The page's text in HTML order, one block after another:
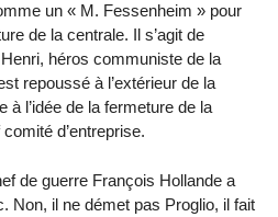
un « M. Fessenheim » pour
de la centrale. Il s’agit de
héros communiste de la
repoussé à l’extérieur de la
à l’idée de la fermeture de la
d’entreprise.
de guerre François Hollande a
Non, il ne démet pas Proglio, il fait